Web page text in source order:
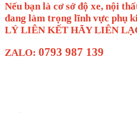
Nếu bạn là cơ sở độ xe, nội
đang làm trọng lĩnh vực phụ
LÝ LIÊN KẾT HÃY LIÊN
ZALO: 0793 987 139